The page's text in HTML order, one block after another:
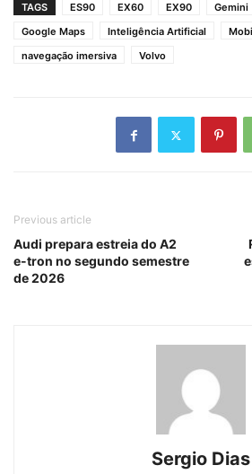
TAGS ES90 EX60 EX90 Gemini
Google Maps
Inteligência Artificial
navegação imersiva
Volvo
Previous article
Audi prepara estreia do A2
e-tron no segundo semestre
de 2026
Sergio Dias